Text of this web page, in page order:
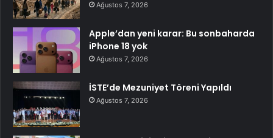
Ağustos 7, 2026
Apple’dan yeni karar: Bu sonbaharda
iPhone 18 yok
Ağustos 7, 2026
İSTE’de Mezuniyet Töreni Yapıldı
Ağustos 7, 2026